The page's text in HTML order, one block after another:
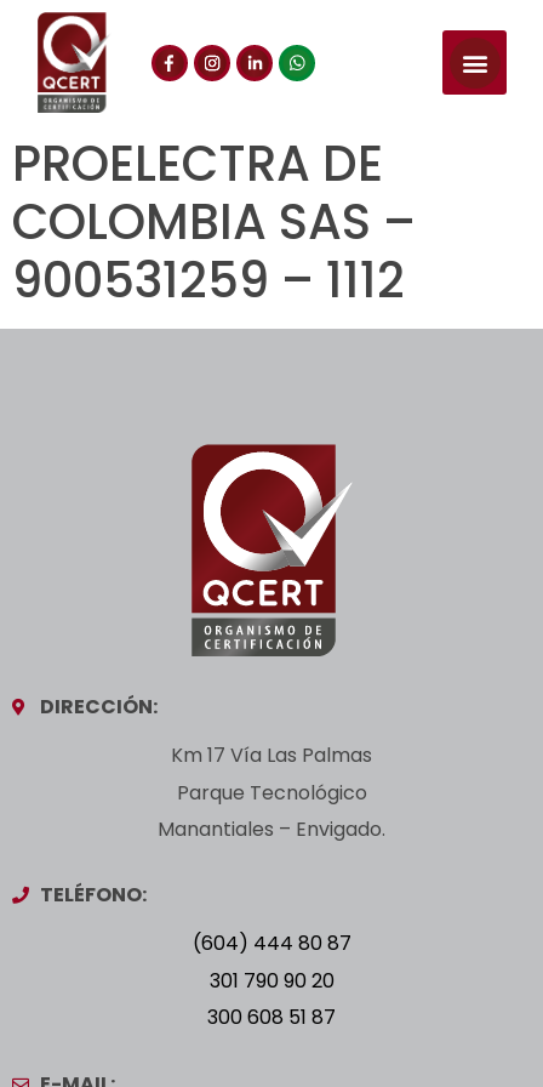
PROELECTRA DE
COLOMBIA SAS –
900531259 – 1112
DIRECCIÓN:
Km 17 Vía Las Palmas
Parque Tecnológico
Manantiales – Envigado.
TELÉFONO:
(604) 444 80 87
301 790 90 20
300 608 51 87